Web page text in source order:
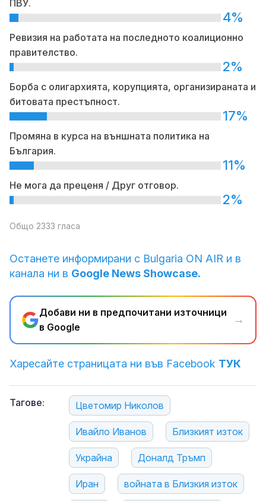
ПВУ.
4%
Ревизия на работата на последното коалиционно
правителство.
2%
Борба с олигархията, корупцията, организираната и
битовата престъпност.
17%
Промяна в курса на външната политика на
България.
11%
Не мога да преценя / Друг отговор.
2%
Общо 2333 гласа
Останете информирани с Bulgaria ON AIR и в
канала ни в Google News Showcase.
Добави ни в предпочитани източници
в Google
→
Харесайте страницата ни във Facebook ТУК
Тагове: Цветомир Николов
Ивайло Иванов Близкият изток
Украйна Доналд Тръмп
Иран войната в Близкия изток